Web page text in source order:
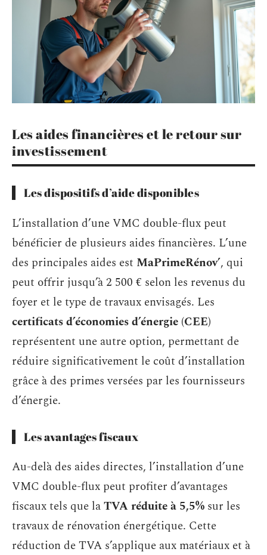
Les aides financières et le retour sur
investissement
Les dispositifs d’aide disponibles
L’installation d’une VMC double-flux peut
bénéficier de plusieurs aides financières. L’une
des principales aides est MaPrimeRénov’, qui
peut offrir jusqu’à 2 500 € selon les revenus du
foyer et le type de travaux envisagés. Les
certificats d’économies d’énergie (CEE)
représentent une autre option, permettant de
réduire significativement le coût d’installation
grâce à des primes versées par les fournisseurs
d’énergie.
Les avantages fiscaux
Au-delà des aides directes, l’installation d’une
VMC double-flux peut profiter d’avantages
fiscaux tels que laTVA réduite à 5,5% sur les
travaux de rénovation énergétique. Cette
réduction de TVA s’applique aux matériaux et à